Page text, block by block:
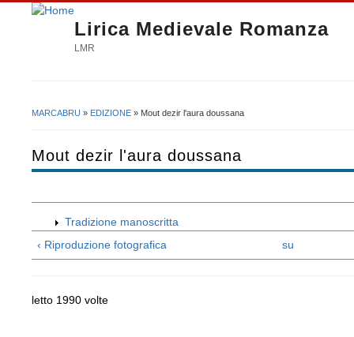
Lirica Medievale Romanza
LMR
MARCABRU » EDIZIONE » Mout dezir l'aura doussana
Mout dezir l'aura doussana
Tradizione manoscritta
‹ Riproduzione fotografica
su
letto 1990 volte